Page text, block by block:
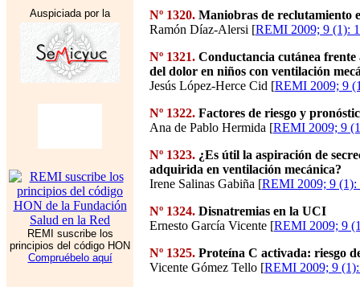
Auspiciada por la
REMI suscribe los
principios del código HON
Compruébelo aquí
Nº 1320. Maniobras de reclutamiento
Ramón Díaz-Alersi [REMI 2009; 9 (1):
Nº 1321. Conductancia cutánea
del dolor en niños con ventilación
Jesús López-Herce Cid [REMI 2009; 9
Nº 1322. Factores de riesgo y
Ana de Pablo Hermida [REMI 2009; 9
Nº 1323. ¿Es útil la aspiración de
adquirida en ventilación mecánica?
Irene Salinas Gabiña [REMI 2009; 9 (1):
Nº 1324. Disnatremias en la UCI
Ernesto García Vicente [REMI 2009; 9
Nº 1325. Proteína C activada: riesgo
Vicente Gómez Tello [REMI 2009; 9